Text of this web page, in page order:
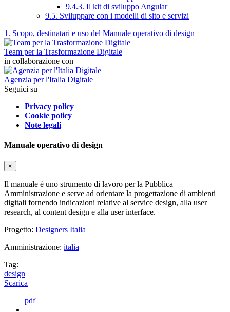
9.4.3. Il kit di sviluppo Angular
9.5. Sviluppare con i modelli di sito e servizi
1. Scopo, destinatari e uso del Manuale operativo di design
Team per la Trasformazione Digitale
in collaborazione con
Agenzia per l'Italia Digitale
Seguici su
Privacy policy
Cookie policy
Note legali
Manuale operativo di design
×
Il manuale è uno strumento di lavoro per la Pubblica
Amministrazione e serve ad orientare la progettazione di ambienti
digitali fornendo indicazioni relative al service design, alla user
research, al content design e alla user interface.
Progetto: Designers Italia
Amministrazione: italia
Tag:
design
Scarica
pdf